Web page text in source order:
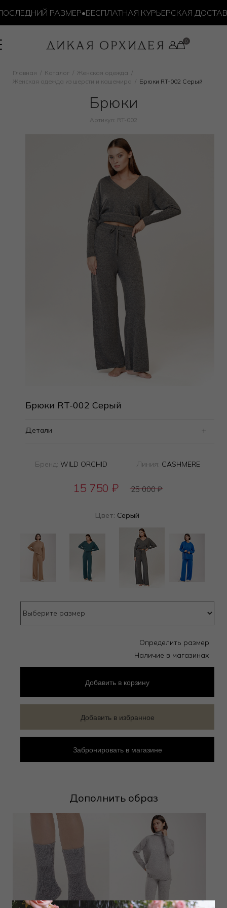
РАЗМЕР•БЕСПЛАТНАЯ КУРЬЕРСКАЯ ДОСТАВКА
Главная Каталог
Женская одежда
Женская одежда из шерсти и кашемира
Брюки RT-002 Серый
Дополнить образ
Брюки
Артикул: RT-002
Брюки RT-002 Серый
Детали
Бренд: WILD ORCHID Линия: CASHMERE
15 750 ₽ 25 000₽
Цвет: Серый
Определить размер
Наличие в магазинах
Добавить в корзину
Добавить в избранное
Забронировать в магазине